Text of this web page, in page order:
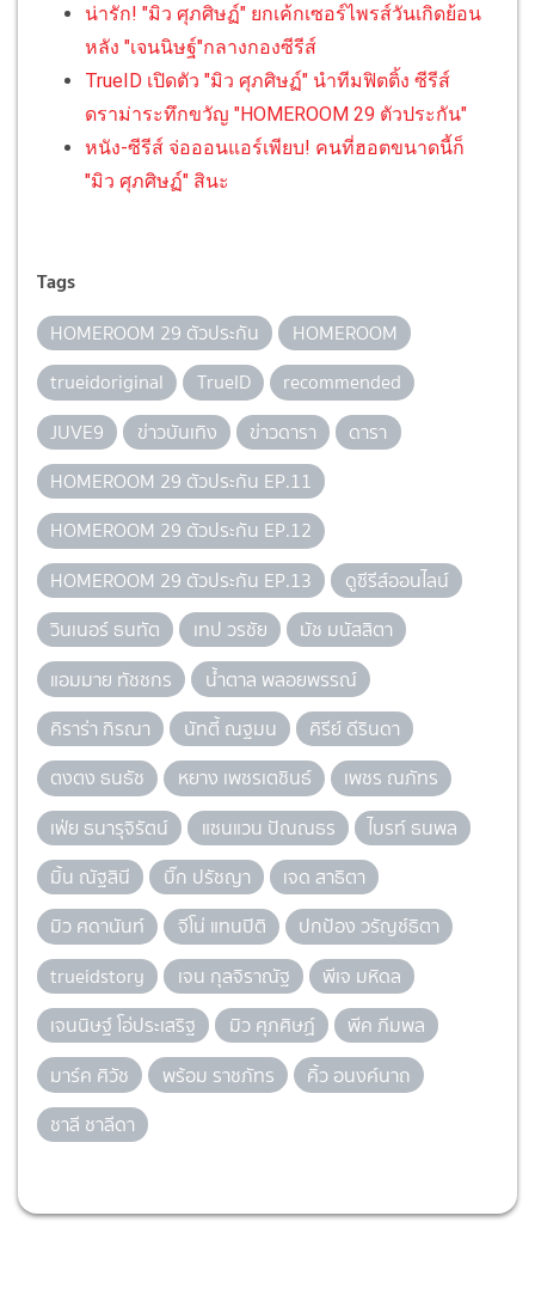
น่ารัก! "มิว ศุภศิษฏ์" ยกเค้กเซอร์ไพรส์วันเกิดย้อน
หลัง "เจนนิษฐ์"กลางกองซีรีส์
TrueID เปิดตัว "มิว ศุภศิษฏ์" นำทีมฟิตติ้ง ซีรีส์
ดราม่าระทึกขวัญ "HOMEROOM 29 ตัวประกัน"
หนัง-ซีรีส์ จ่อออนแอร์เพียบ! คนที่ฮอตขนาดนี้ก็
"มิว ศุภศิษฏ์" สินะ
Tags
HOMEROOM 29 ตัวประกัน
HOMEROOM
trueidoriginal
TrueID
recommended
JUVE9
ข่าวบันเทิง ข่าวดารา
ดารา
HOMEROOM 29 ตัวประกัน EP.11
HOMEROOM 29 ตัวประกัน EP.12
HOMEROOM 29 ตัวประกัน EP.13
ดูซีรีส์ออนไลน์
วินเนอร์ ธนทัต
เทป วรชัย
มัช มนัสสิตา
แอมมาย ทัชชกร
น้ำตาล พลอยพรรณ์
คิราร่า กิรณา
นัทตี้ ณฐมน
คิรีย์ ดีรินดา
ตงตง ธนธัช
หยาง เพชรเตชินธ์
เพชร ณภัทร
เฟ่ย ธนารุจิรัตน์
แซนแวน ปัณณธร
ไบรท์ ธนพล
มิ้น ณัฐสินี
บิ๊ก ปรัชญา
เจด สาธิตา
มิว ศดานันท์
จีโน่ แทนปิติ
ปกป้อง วรัญช์ธิตา
trueidstory
เจน กุลจิราณัฐ
พีเจ มหิดล
เจนนิษฐ์ โอ่ประเสริฐ
มิว ศุภศิษฏ์
พีค ภีมพล
มาร์ค ศิวัช
พร้อม ราชภัทร
คิ้ว อนงค์นาถ
ชาลี ชาลีดา